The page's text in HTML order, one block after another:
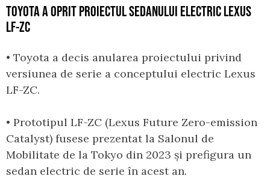
TOYOTA A OPRIT PROIECTUL SEDANULUI ELECTRIC LEXUS
LF-ZC
• Toyota a decis anularea proiectului privind
versiunea de serie a conceptului electric Lexus
LF-ZC.
• Prototipul LF-ZC (Lexus Future Zero-emission
Catalyst) fusese prezentat la Salonul de
Mobilitate de la Tokyo din 2023 și prefigura un
sedan electric de serie în acest an.